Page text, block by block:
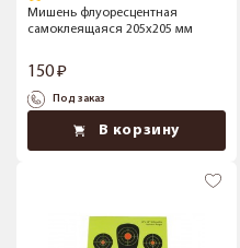
Мишень флуоресцентная
самоклеящаяся 205x205 мм
150
Под заказ
В корзину